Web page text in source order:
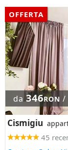
OFFERTA
da346RON /
Cismigiu
45